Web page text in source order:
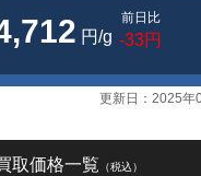
円/g
前日比
-33円
更新日： 2025年
取価格一覧 （税込）